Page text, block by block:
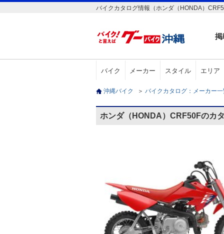
バイクカタログ情報（ホンダ（HONDA）
掲
バイク メーカー スタイル エリア
沖縄バイク ＞ バイクカタログ：メーカー
ホンダ（HONDA）CRF50Fのカ